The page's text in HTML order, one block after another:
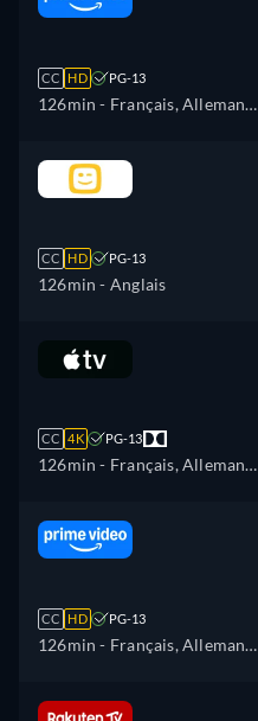
CC HD PG-13
126min - Français, Allemand,
Polonais, Portugais, Turc
CC HD PG-13
126min - Anglais
CC 4K PG-13
126min - Français, Allemand,
CC HD PG-13
126min - Français, Allemand,
Polonais, Portugais, Turc